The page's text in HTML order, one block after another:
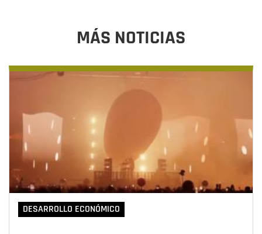
MÁS NOTICIAS
DESARROLLO ECONÓMICO